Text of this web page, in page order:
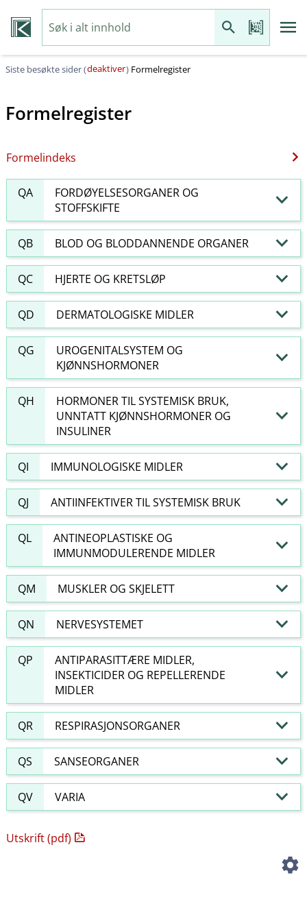
Siste besøkte sider (deaktiver) Formelregister
Formelregister
Formelindeks
QA
FORDØYELSESORGANER OG
STOFFSKIFTE
QB BLOD OG BLODDANNENDE ORGANER
QC HJERTE OG KRETSLØP
QD DERMATOLOGISKE MIDLER
QG
UROGENITALSYSTEM OG
KJØNNSHORMONER
QH
HORMONER TIL SYSTEMISK BRUK,
UNNTATT KJØNNSHORMONER OG
INSULINER
QI IMMUNOLOGISKE MIDLER
QJ ANTIINFEKTIVER TIL SYSTEMISK BRUK
QL
ANTINEOPLASTISKE OG
IMMUNMODULERENDE MIDLER
QM MUSKLER OG SKJELETT
QN NERVESYSTEMET
QP
ANTIPARASITTÆRE MIDLER,
INSEKTICIDER OG REPELLERENDE
MIDLER
QR RESPIRASJONSORGANER
QS SANSEORGANER
QV VARIA
Utskrift (pdf)